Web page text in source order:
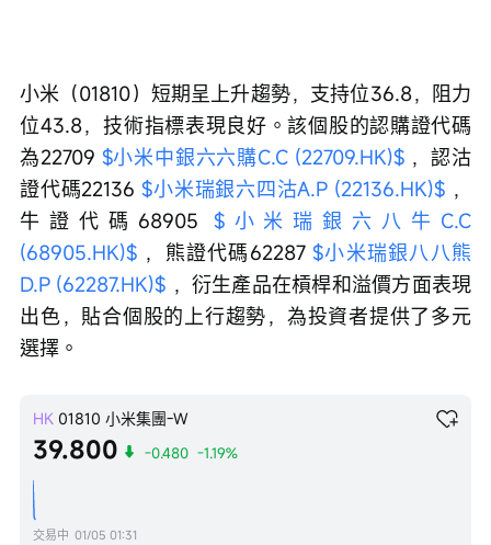
小米（01810）短期呈上升趨勢，支持位36.8，阻力
位43.8，技術指標表現良好。該個股的認購證代碼
為22709 $小米中銀六六購C.C (22709.HK)$ ，認沽
證代碼22136 $小米瑞銀六四沽A.P (22136.HK)$ ，
牛證代碼68905 $小米瑞銀六八牛C.C
(68905.HK)$ ，熊證代碼62287 $小米瑞銀八八熊
D.P (62287.HK)$ ，衍生產品在槓桿和溢價方面表現
出色，貼合個股的上行趨勢，為投資者提供了多元
選擇。
HK 01810 小米集團-W
39.800 -0.480 -1.19%
交易中 01/05 01:31